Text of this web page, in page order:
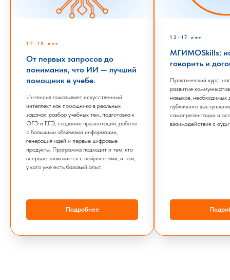
12-18 лет
От первых запросов до
понимания, что ИИ — лучший
помощник в учебе.
Интенсив показывает искусственный
интеллект как помощника в реальных
задачах: разбор учебных тем, подготовка к
ОГЭ и ЕГЭ, создание презентаций, работа
с большими объёмами информации,
генерация идей и первые цифровые
продукты. Программа подходит и тем, кто
впервые знакомится с нейросетями, и тем,
у кого уже есть базовый опыт.
Подробнее
12-17 лет
МГИМОSkills:
говорить и
Практический курс,
развитие
навыков, необходимых
публичного
самопрезентации и
взаимодействия с